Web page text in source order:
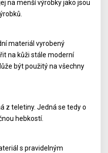
na menší výrobky jako jsou
materiál vyrobený
na kůži stále moderní
být použitý na všechny
z teletiny. Jedná se tedy o
hebkostí.
s pravidelným